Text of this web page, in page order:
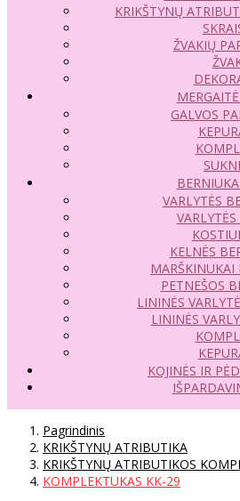
KRIKŠTYNŲ
ŽVAKIŲ
GALVOS
VARLYTĖS
KELNĖS
MARŠKINUKAI
PETNEŠOS
LININĖS
LININĖS
KOJINĖS IR
Pagrindinis
KRIKŠTYNŲ ATRIBUTIKA
KRIKŠTYNŲ ATRIBUTIKOS
KOMPLEKTUKAS KK-29